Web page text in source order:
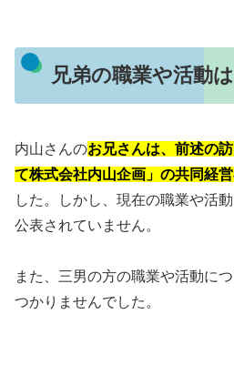
兄弟の職業や活動は
内山さんのお兄さんは、前述の
て株式会社内山企画」の共同経
した。
しかし、現在の職業や活
公表されていません。
また、三男の方の職業や活動に
つかりませんでした。